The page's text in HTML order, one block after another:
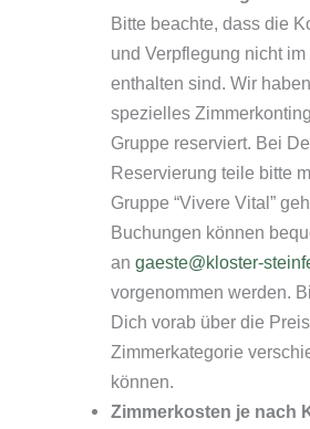
Bitte beachte, dass die
und Verpflegung nicht
enthalten sind. Wir
spezielles
Gruppe reserviert. Bei
Reservierung teile bitte
Gruppe “Vivere Vital”
Buchungen können
angaeste@kloster-
vorgenommen werden.
Dich vorab über die
Zimmerkategorie
können.
Zimmerkosten je nach